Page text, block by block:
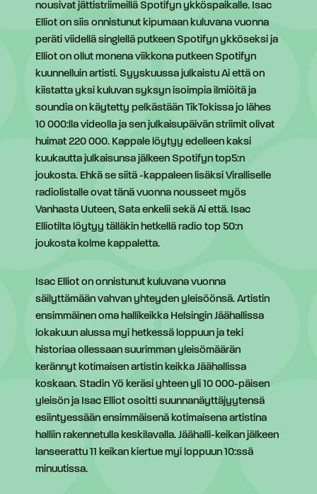
nousivat jättistriimeillä Spotifyn ykköspaikalle. Isac
Elliot on siis onnistunut kipumaan kuluvana vuonna
peräti viidellä singlellä putkeen Spotifyn ykköseksi ja
Elliot on ollut monena viikkona putkeen Spotifyn
kuunnelluin artisti. Syyskuussa julkaistu Ai että on
kiistatta yksi kuluvan syksyn isoimpia ilmiöitä ja
soundia on käytetty pelkästään TikTokissa jo lähes
10 000:lla videolla ja sen julkaisupäivän striimit olivat
huimat 220 000. Kappale löytyy edelleen kaksi
kuukautta julkaisunsa jälkeen Spotifyn top5:n
joukosta. Ehkä se siitä -kappaleen lisäksi Viralliselle
radiolistalle ovat tänä vuonna nousseet myös
Vanhasta Uuteen, Sata enkelii sekä Ai että. Isac
Elliotilta löytyy tälläkin hetkellä radio top 50:n
joukosta kolme kappaletta.
Isac Elliot on onnistunut kuluvana vuonna
säilyttämään vahvan yhteyden yleisöönsä. Artistin
ensimmäinen oma hallikeikka Helsingin Jäähallissa
lokakuun alussa myi hetkessä loppuun ja teki
historiaa ollessaan suurimman yleisömäärän
kerännyt kotimaisen artistin keikka Jäähallissa
koskaan. Stadin Yö keräsi yhteen yli 10 000-päisen
yleisön ja Isac Elliot osoitti suunnanäyttäjyytensä
esiintyessään ensimmäisenä kotimaisena artistina
halliin rakennetulla keskilavalla. Jäähalli-keikan jälkeen
lanseerattu 11 keikan kiertue myi loppuun 10:ssä
minuutissa.